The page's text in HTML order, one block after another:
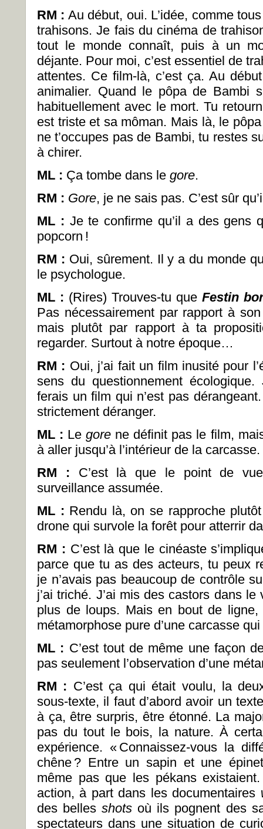
RM : Au début, oui. L’idée, comme
trahisons. Je fais du cinéma de
tout le monde connaît, puis à un
déjante. Pour moi, c’est essentiel de
attentes. Ce film-là, c’est ça. Au
animalier. Quand le pôpa de Bambi
habituellement avec le mort. Tu
est triste et sa môman. Mais là, le
ne t’occupes pas de Bambi, tu restes
à chirer.
ML : Ça tombe dans le gore.
RM : Gore, je ne sais pas. C’est sûr
ML : Je te confirme qu’il a des gens
popcorn !
RM : Oui, sûrement. Il y a du monde
le psychologue.
ML : (Rires) Trouves-tu que Festin
Pas nécessairement par rapport à
mais plutôt par rapport à ta
regarder. Surtout à notre époque…
RM : Oui, j’ai fait un film inusité pour
sens du questionnement
ferais un film qui n’est pas
strictement déranger.
ML : Legore ne définit pas le film,
à aller jusqu’à l’intérieur de la carcasse.
RM : C’est là que le point de
surveillance assumée.
ML : Rendu là, on se rapproche
drone qui survole la forêt pour atterrir
RM : C’est là que le cinéaste
parce que tu as des acteurs, tu peux
je n’avais pas beaucoup de contrôle
j’ai triché. J’ai mis des castors dans
plus de loups. Mais en bout de ligne,
métamorphose pure d’une carcasse
ML : C’est tout de même une façon
pas seulement l’observation d’une
RM : C’est ça qui était voulu, la
sous-texte, il faut d’abord avoir un
à ça, être surpris, être étonné. La
pas du tout le bois, la nature. À
expérience. « Connaissez-vous la
chêne ? Entre un sapin et une
même pas que les pékans
action, à part dans les documentaires
des bellesshots où ils pognent des
spectateurs dans une situation de